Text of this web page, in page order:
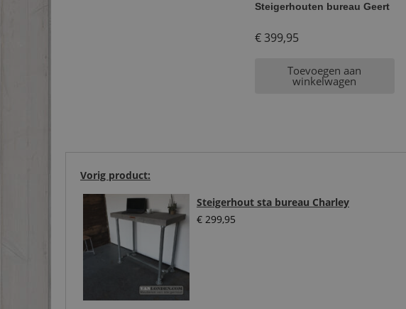
Steigerhouten bureau Geert
€399,95
Toevoegen aan
winkelwagen
Vorig product:
Steigerhout sta bureau Charley
€ 299,95